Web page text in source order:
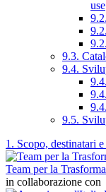
use
9.3.
9.4.
9.5.
1. Scopo, destinatari
Team per la
in collaborazione con